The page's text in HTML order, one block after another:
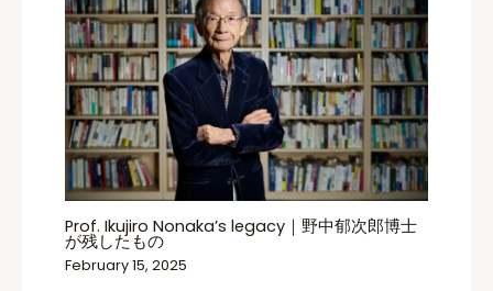
Prof. Ikujiro Nonaka’s legacy｜野中郁次郎博士
が残したもの
February 15, 2025